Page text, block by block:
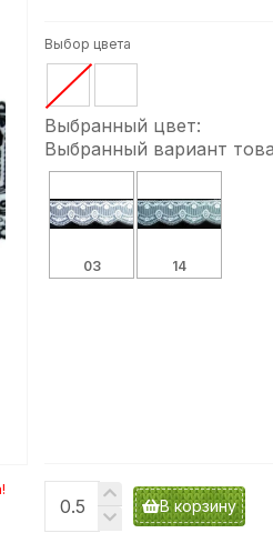
Выбор цвета
Выбранный цвет:
Выбранный вариант
03 14
В корзину